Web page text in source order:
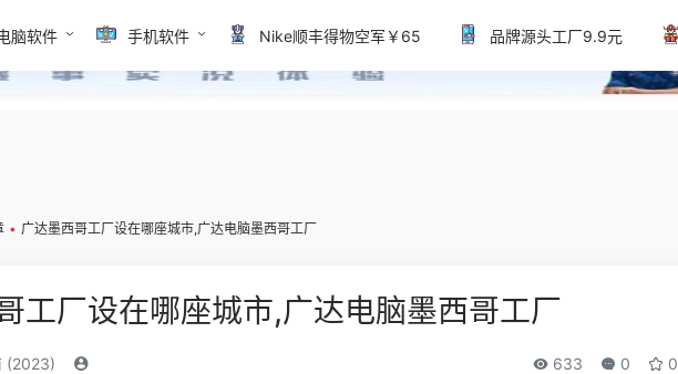
脑软件 手机软件 Nike顺丰得物空军￥65 品牌源头工厂9.9元
• 广达墨西哥工厂设在哪座城市,广达电脑墨西哥工厂
工厂设在哪座城市,广达电脑墨西哥工厂
(2023) 633 0 0